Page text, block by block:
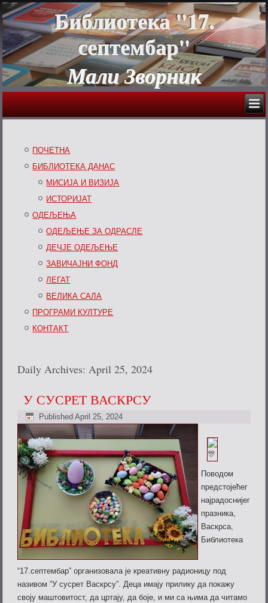
Библиотека "17.
септембар"
Мали Зворник
ПОЧЕТНА
БИБЛИОТЕКА ДАНАС
МИСИЈА И ВИЗИЈА
ИСТОРИЈАТ
ОДЕЉЕЊА
ОДЕЉЕЊЕ ЗА ОДРАСЛЕ
ДЕЧЈЕ ОДЕЉЕЊЕ
ЗАВИЧАЈНИ ФОНД
ЛЕГАТ
ВЕЛИКА САЛА
ПРОГРАМИ КУЛТУРЕ
КОНТАКТ
Daily Archives:April 25, 2024
У СУСРЕТ ВАСКРСУ
Published April 25, 2024
Поводом
предстојећег
најрадоснијег
празника,
Васкрса,
Библиотека
“17.септембар” организовала је креативну радионицу под
називом “У сусрет Васкрсу”. Деца имају прилику да покажу
своју маштовитост, да цртају, да боје, и ми са њима да читамо